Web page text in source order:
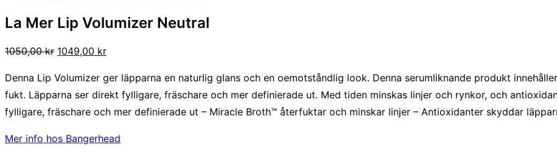
La Mer Lip Volumizer Neutral
1050,00kr Det
priset
var:
1050,00 kr.
1049,00 krDet
priset
är:
1049,00 kr.
Denna Lip Volumizer ger läpparna en naturlig glans och en oemotståndlig look. Denna serumliknande produkt
fukt. Läpparna ser direkt fylligare, fräschare och mer definierade ut. Med tiden minskas linjer och rynkor, och
fylligare, fräschare och mer definierade ut – Miracle Broth™ återfuktar och minskar linjer – Antioxidanter skyddar
Mer info hos Bangerhead